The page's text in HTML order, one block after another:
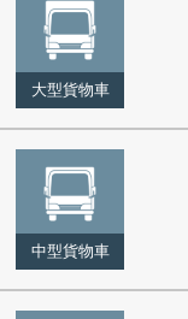
大型貨物車
中型貨物車